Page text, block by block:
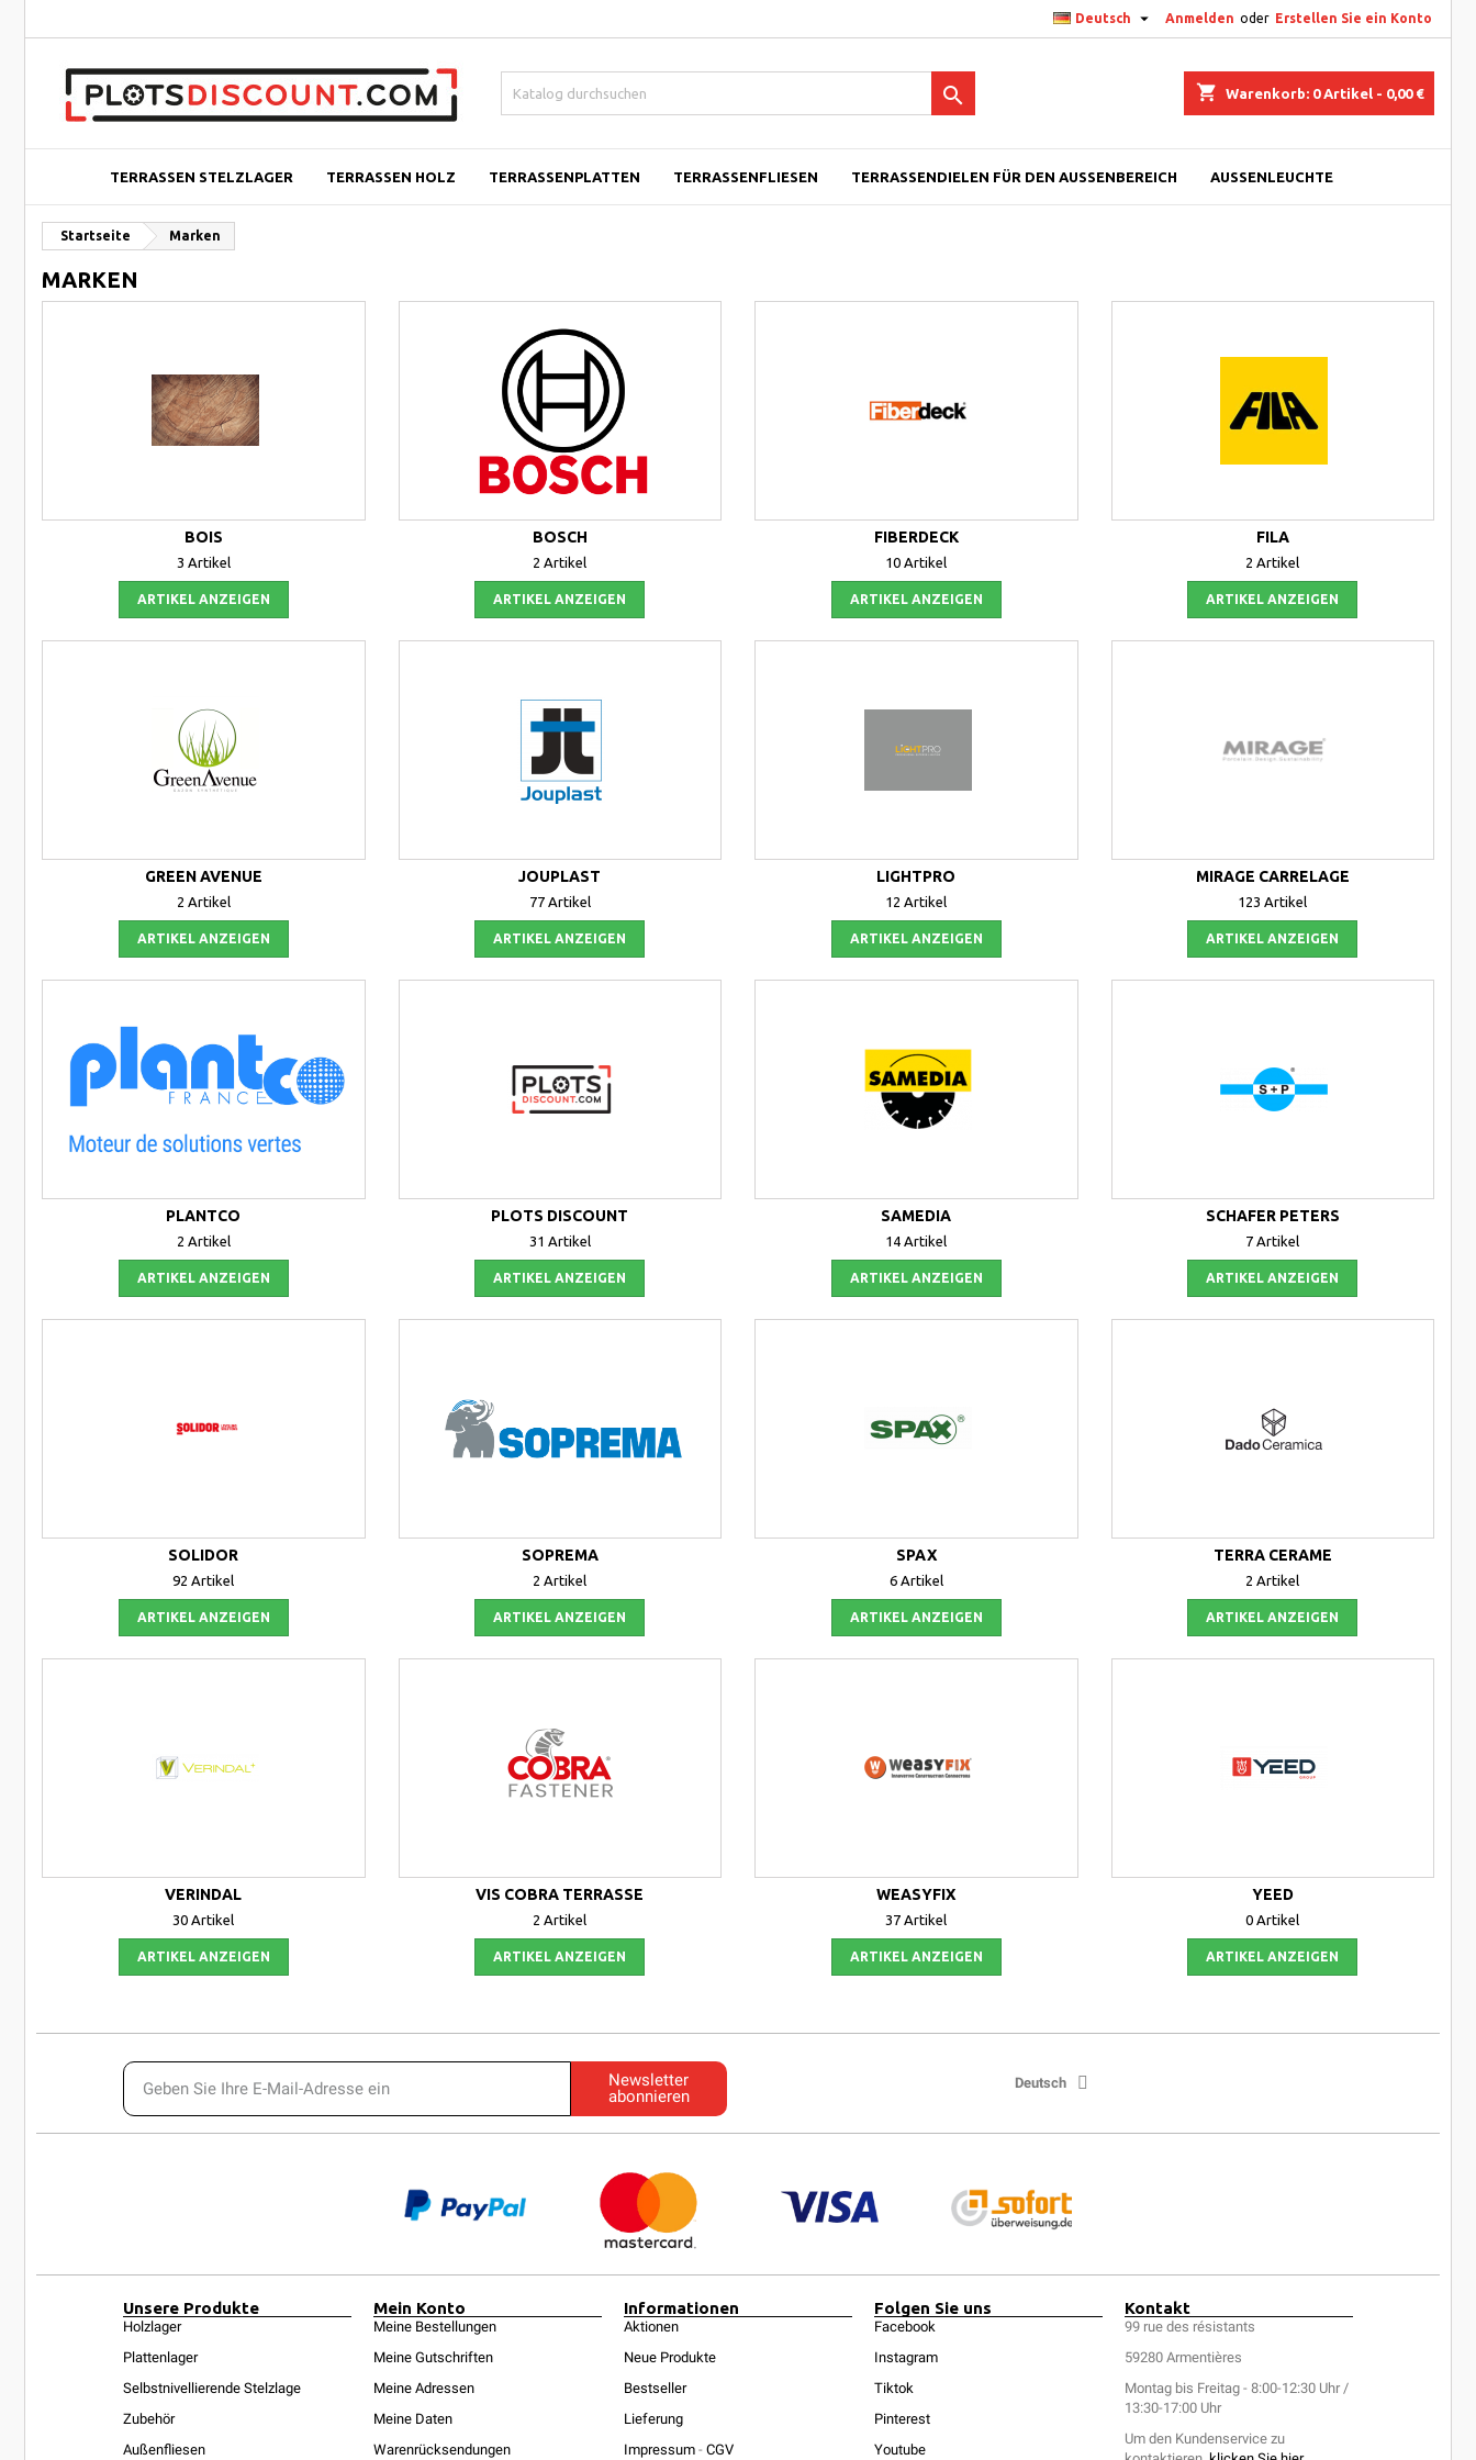
Anmelden oder Erstellen Sie ein Konto
Deutsch 
shopping_cart Warenkorb: 0Artikel - 0,00 €

TERRASSEN STELZLAGER TERRASSEN HOLZ TERRASSENPLATTEN TERRASSENFLIESEN TERRASSENDIELEN FÜR DEN AUSSENBEREICH AUSSENLEUCHTE
Startseite Marken
MARKEN
BOIS
3 Artikel
ARTIKEL ANZEIGEN
BOSCH
2 Artikel
ARTIKEL ANZEIGEN
FIBERDECK
10 Artikel
ARTIKEL ANZEIGEN
FILA
2 Artikel
ARTIKEL ANZEIGEN
GREEN AVENUE
2 Artikel
ARTIKEL ANZEIGEN
JOUPLAST
77 Artikel
ARTIKEL ANZEIGEN
LIGHTPRO
12 Artikel
ARTIKEL ANZEIGEN
MIRAGE CARRELAGE
123 Artikel
ARTIKEL ANZEIGEN
PLANTCO
2 Artikel
ARTIKEL ANZEIGEN
PLOTS DISCOUNT
31 Artikel
ARTIKEL ANZEIGEN
SAMEDIA
14 Artikel
ARTIKEL ANZEIGEN
SCHAFER PETERS
7 Artikel
ARTIKEL ANZEIGEN
SOLIDOR
92 Artikel
ARTIKEL ANZEIGEN
SOPREMA
2 Artikel
ARTIKEL ANZEIGEN
SPAX
6 Artikel
ARTIKEL ANZEIGEN
TERRA CERAME
2 Artikel
ARTIKEL ANZEIGEN
VERINDAL
30 Artikel
ARTIKEL ANZEIGEN
VIS COBRA TERRASSE
2 Artikel
ARTIKEL ANZEIGEN
WEASYFIX
37 Artikel
ARTIKEL ANZEIGEN
YEED
0 Artikel
ARTIKEL ANZEIGEN
Newsletter
abonnieren
Deutsch
Unsere Produkte
Holzlager
Plattenlager
Selbstnivellierende Stelzlage
Zubehör
Außenfliesen
Mein Konto
Meine Bestellungen
Meine Gutschriften
Meine Adressen
Meine Daten
Warenrücksendungen
Informationen
Aktionen
Neue Produkte
Bestseller
Lieferung
Impressum - CGV
Folgen Sie uns
Facebook
Instagram
Tiktok
Pinterest
Youtube
Kontakt
99 rue des résistants
59280 Armentières
Montag bis Freitag - 8:00-12:30 Uhr /
13:30-17:00 Uhr
Um den Kundenservice zu